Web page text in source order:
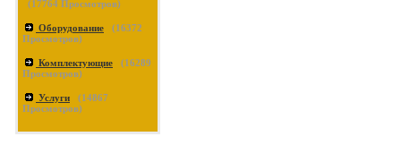
(17764 Просмотров)
Оборудование (16372
Просмотров)
Комплектующие (16289
Просмотров)
Услуги (14867
Просмотров)